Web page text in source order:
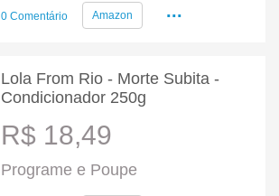
0 Comentário Amazon ...
Lola From Rio - Morte Subita -
Condicionador 250g
R$ 18,49
Programe e Poupe